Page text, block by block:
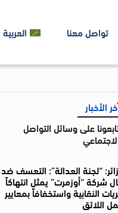
تواصل معنا العربية
الأخبار
على وسائل التواصل
“لجنة العدالة”: التعسف ضد
شركة “أوزمرت” يمثل انتهاكاً
النقابية واستخفافاً بمعايير
اللائق